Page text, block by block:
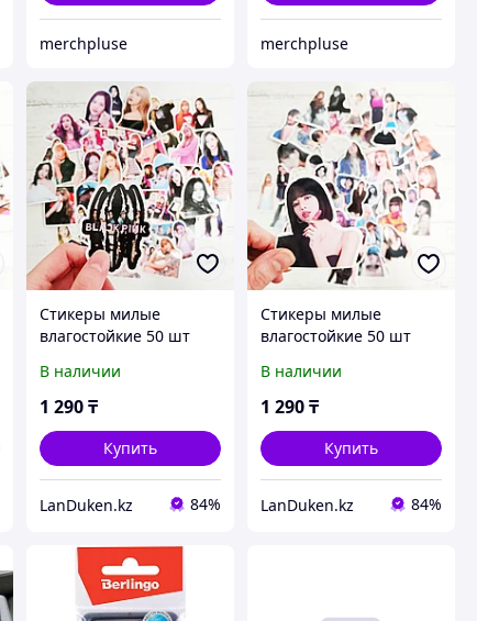
merchpluse merchpluse
Стикеры милые
влагостойкие 50 шт
В наличии
1 290 ₸
Купить
LanDuken.kz 84%
Стикеры милые
влагостойкие 50 шт
В наличии
1 290₸
Купить
LanDuken.kz 84%